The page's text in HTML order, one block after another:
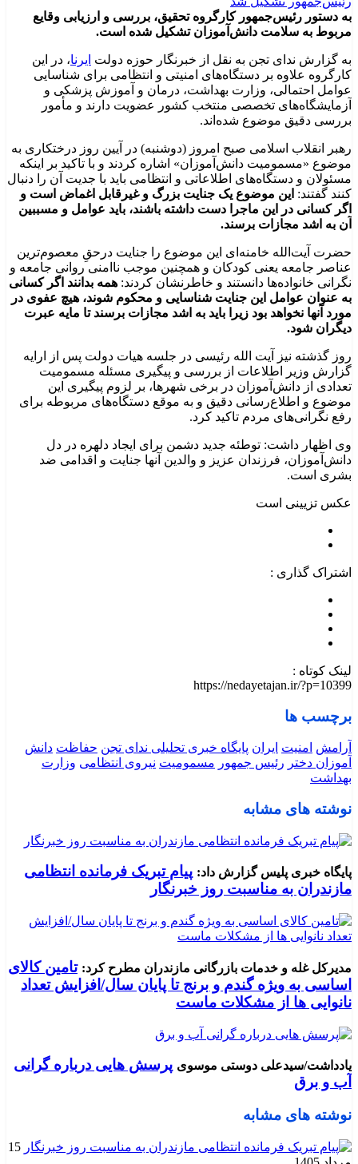
به دستور رئیس‌جمهور کارگروه تحقیق، بررسی و ارزیابی وقایع
مربوط به سلامت دانش‌آموزان تشکیل شده است.
به گزارش ندای تجن به نقل از خبرنگار حوزه دولت ایرنا، در این
کارگروه علاوه بر دستگاه‌های امنیتی و انتظامی برای شناسایی
عوامل احتمالی، وزارت بهداشت، درمان و آموزش پزشکی و
آزمایشگاه‌های تخصصی منتخب کشور عضویت دارند و مأمور
بررسی دقیق موضوع شده‌اند.
رهبر انقلاب اسلامی صبح امروز (دوشنبه) در آیین روز درختکاری به
موضوع «مسمومیت دانش‌آموزان» اشاره کردند و با تاکید بر اینکه
مسئولان و دستگاه‌های اطلاعاتی و انتظامی باید با جدیت آن را دنبال
کنند گفتند: این موضوع یک جنایت بزرگ و غیرقابل اغماض است و
اگر کسانی در این ماجرا دست داشته باشند، باید عوامل و مسببین
آن به اشد مجازات برسند.
حضرت آیت‌الله خامنه‌ای این موضوع را جنایت درحقِ معصوم‌ترین
عناصر جامعه یعنی کودکان و همچنین موجب ناامنی روانی جامعه و
نگرانی خانواده‌ها دانستند و خاطرنشان کردند: همه بدانند اگر کسانی
به عنوان عوامل این جنایت شناسایی و محکوم شوند، هیچ عفوی در
مورد آنها نخواهد بود زیرا باید به اشد مجازات برسند تا مایه عبرت
دیگران شود.
روز گذشته نیز آیت الله رئیسی در جلسه هیات دولت پس از ارایه
گزارش وزیر اطلاعات از بررسی و پیگیری مسئله مسمومیت
تعدادی از دانش‌آموزان در برخی شهرها، بر لزوم پیگیری این
موضوع و اطلاع‌رسانی دقیق و به موقع دستگاه‌های مربوطه برای
رفع نگرانی‌های مردم تاکید کرد.
وی اظهار داشت: توطئه جدید دشمن برای ایجاد دلهره در دل
دانش‌آموزان، فرزندان عزیز و والدین آنها جنایت و اقدامی ضد
بشری است.
عکس تزیینی است
اشتراک گذاری :
لینک کوتاه :
https://nedayetajan.ir/?p=10399
برچسب ها
آرامش امنیت ایران پایگاه خبری تحلیلی ندای تجن حفاظت دانش
آموزان دختر رئیس جمهور مسمومیت نیروی انتظامی وزارت
بهداشت
نوشته های مشابه
پایگاه خبری پلیس گزارش داد: پیام تبریک فرمانده انتظامی
مازندران به مناسبت روز خبرنگار
مدیرکل غله و خدمات بازرگانی مازندران مطرح کرد: تامین کالای
اساسی به ویژه گندم و برنج تا پایان سال/افزایش تعداد
نانوایی ها از مشکلات ماست
یادداشت/سیدعلی دوستی موسوی پرسش هایی درباره گرانی
آب و برق
نوشته های مشابه
15